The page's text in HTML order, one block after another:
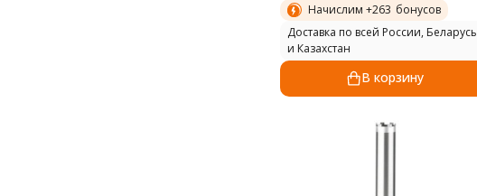
Начислим +263 бонусов
Доставка по всей России, Беларусь
и Казахстан
В корзину